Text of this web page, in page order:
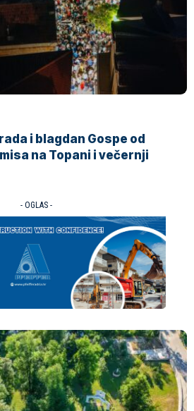
i blagdan Gospe od
na Topani i večernji
- OGLAS -